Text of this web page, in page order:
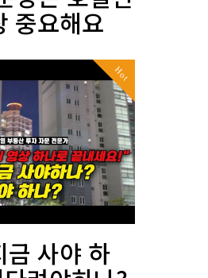
중요해요
Hot
금 사야 하